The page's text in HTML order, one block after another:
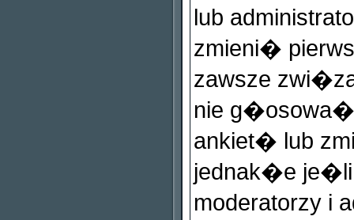
lub
zmieni�
zawsze
nie
ankiet� lub
jednak�e
moderatorzy i